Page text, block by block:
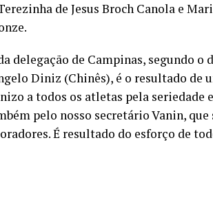
de Jesus Broch Canola e
delegação de Campinas, segundo o
Diniz (Chinês), é o resultado
a todos os atletas pela seriedade
pelo nosso secretário Vanin, que
É resultado do esforço de